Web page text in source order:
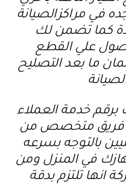
في مراكزالصيانة
كما تضمن لك
علي القطع
ما بعد التصليح
برقم خدمة العملاء
فريق متخصص من
بالتوجه بسرعه
في المنزل ومن
انها تلتزم بدقة